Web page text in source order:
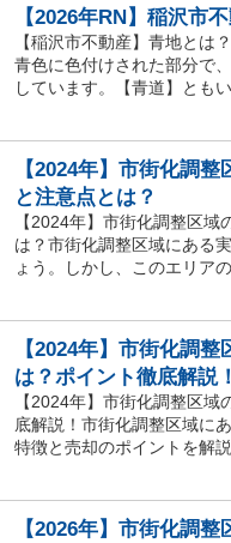
【2026年RN】稲沢市
【稲沢市不動産】青地とは
青色に色付けされた部分で
しています。【青道】とも
【2024年】市街化調
と注意点とは？
【2024年】市街化調整区
は？市街化調整区域にある
ょう。しかし、このエリア
【2024年】市街化調
は？ポイント徹底解説！
【2024年】市街化調整区
底解説！市街化調整区域に
特徴と売却のポイントを解
【2026年】市街化調